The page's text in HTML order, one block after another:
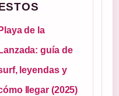
Playa de la
Lanzada: guía de
leyendas y
llegar (2025)